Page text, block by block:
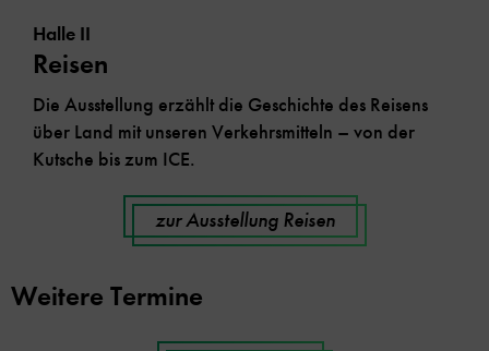
Halle II
Reisen
Die Ausstellung erzählt die Geschichte des Reisens
über Land mit unseren Verkehrsmitteln – von der
Kutsche bis zum ICE.
zur Ausstellung Reisen
Weitere Termine